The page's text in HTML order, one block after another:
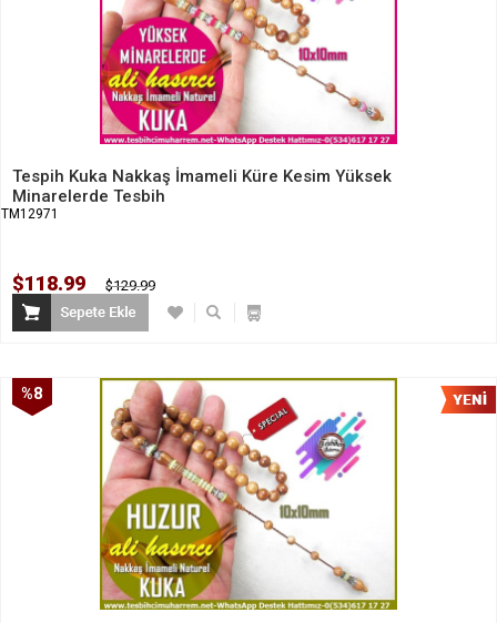
Tespih Kuka Nakkaş İmameli Küre Kesim Yüksek
Minarelerde Tesbih
TM12971
$118.99 $129.99
%8